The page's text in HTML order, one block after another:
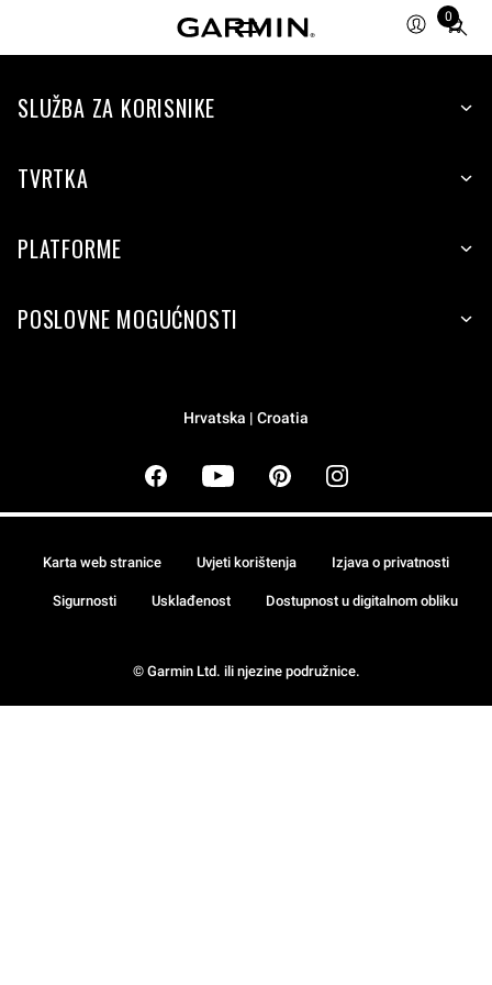
0
Total
SLUŽBA ZA KORISNIKE
TVRTKA
PLATFORME
POSLOVNE MOGUĆNOSTI
Hrvatska | Croatia
© Garmin Ltd. ili njezine podružnice.
Karta web stranice Uvjeti korištenja Izjava o privatnosti
Sigurnosti Usklađenost Dostupnost u digitalnom obliku